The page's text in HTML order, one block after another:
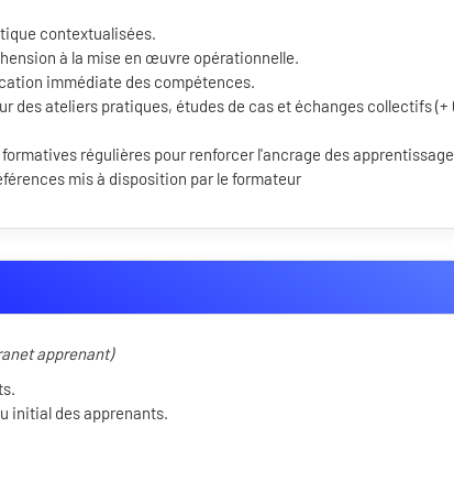
contextualisées.
à la mise en œuvre opérationnelle.
immédiate des compétences.
des ateliers pratiques, études de cas et échanges collectifs (+
régulières pour renforcer l'ancrage des
mis à disposition par le formateur
apprenant)
initial des apprenants.